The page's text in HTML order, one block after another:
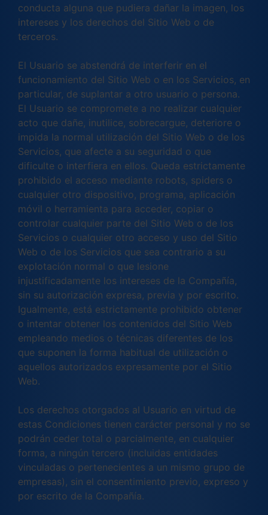
conducta alguna que pudiera dañar la imagen, los
intereses y los derechos del Sitio Web o de
terceros.
El Usuario se abstendrá de interferir en el
funcionamiento del Sitio Web o en los Servicios, en
particular, de suplantar a otro usuario o persona.
El Usuario se compromete a no realizar cualquier
acto que dañe, inutilice, sobrecargue, deteriore o
impida la normal utilización del Sitio Web o de los
Servicios, que afecte a su seguridad o que
dificulte o interfiera en ellos. Queda estrictamente
prohibido el acceso mediante robots, spiders o
cualquier otro dispositivo, programa, aplicación
móvil o herramienta para acceder, copiar o
controlar cualquier parte del Sitio Web o de los
Servicios o cualquier otro acceso y uso del Sitio
Web o de los Servicios que sea contrario a su
explotación normal o que lesione
injustificadamente los intereses de la Compañía,
sin su autorización expresa, previa y por escrito.
Igualmente, está estrictamente prohibido obtener
o intentar obtener los contenidos del Sitio Web
empleando medios o técnicas diferentes de los
que suponen la forma habitual de utilización o
aquellos autorizados expresamente por el Sitio
Web.
Los derechos otorgados al Usuario en virtud de
estas Condiciones tienen carácter personal y no se
podrán ceder total o parcialmente, en cualquier
forma, a ningún tercero (incluidas entidades
vinculadas o pertenecientes a un mismo grupo de
empresas), sin el consentimiento previo, expreso y
por escrito de la Compañía.